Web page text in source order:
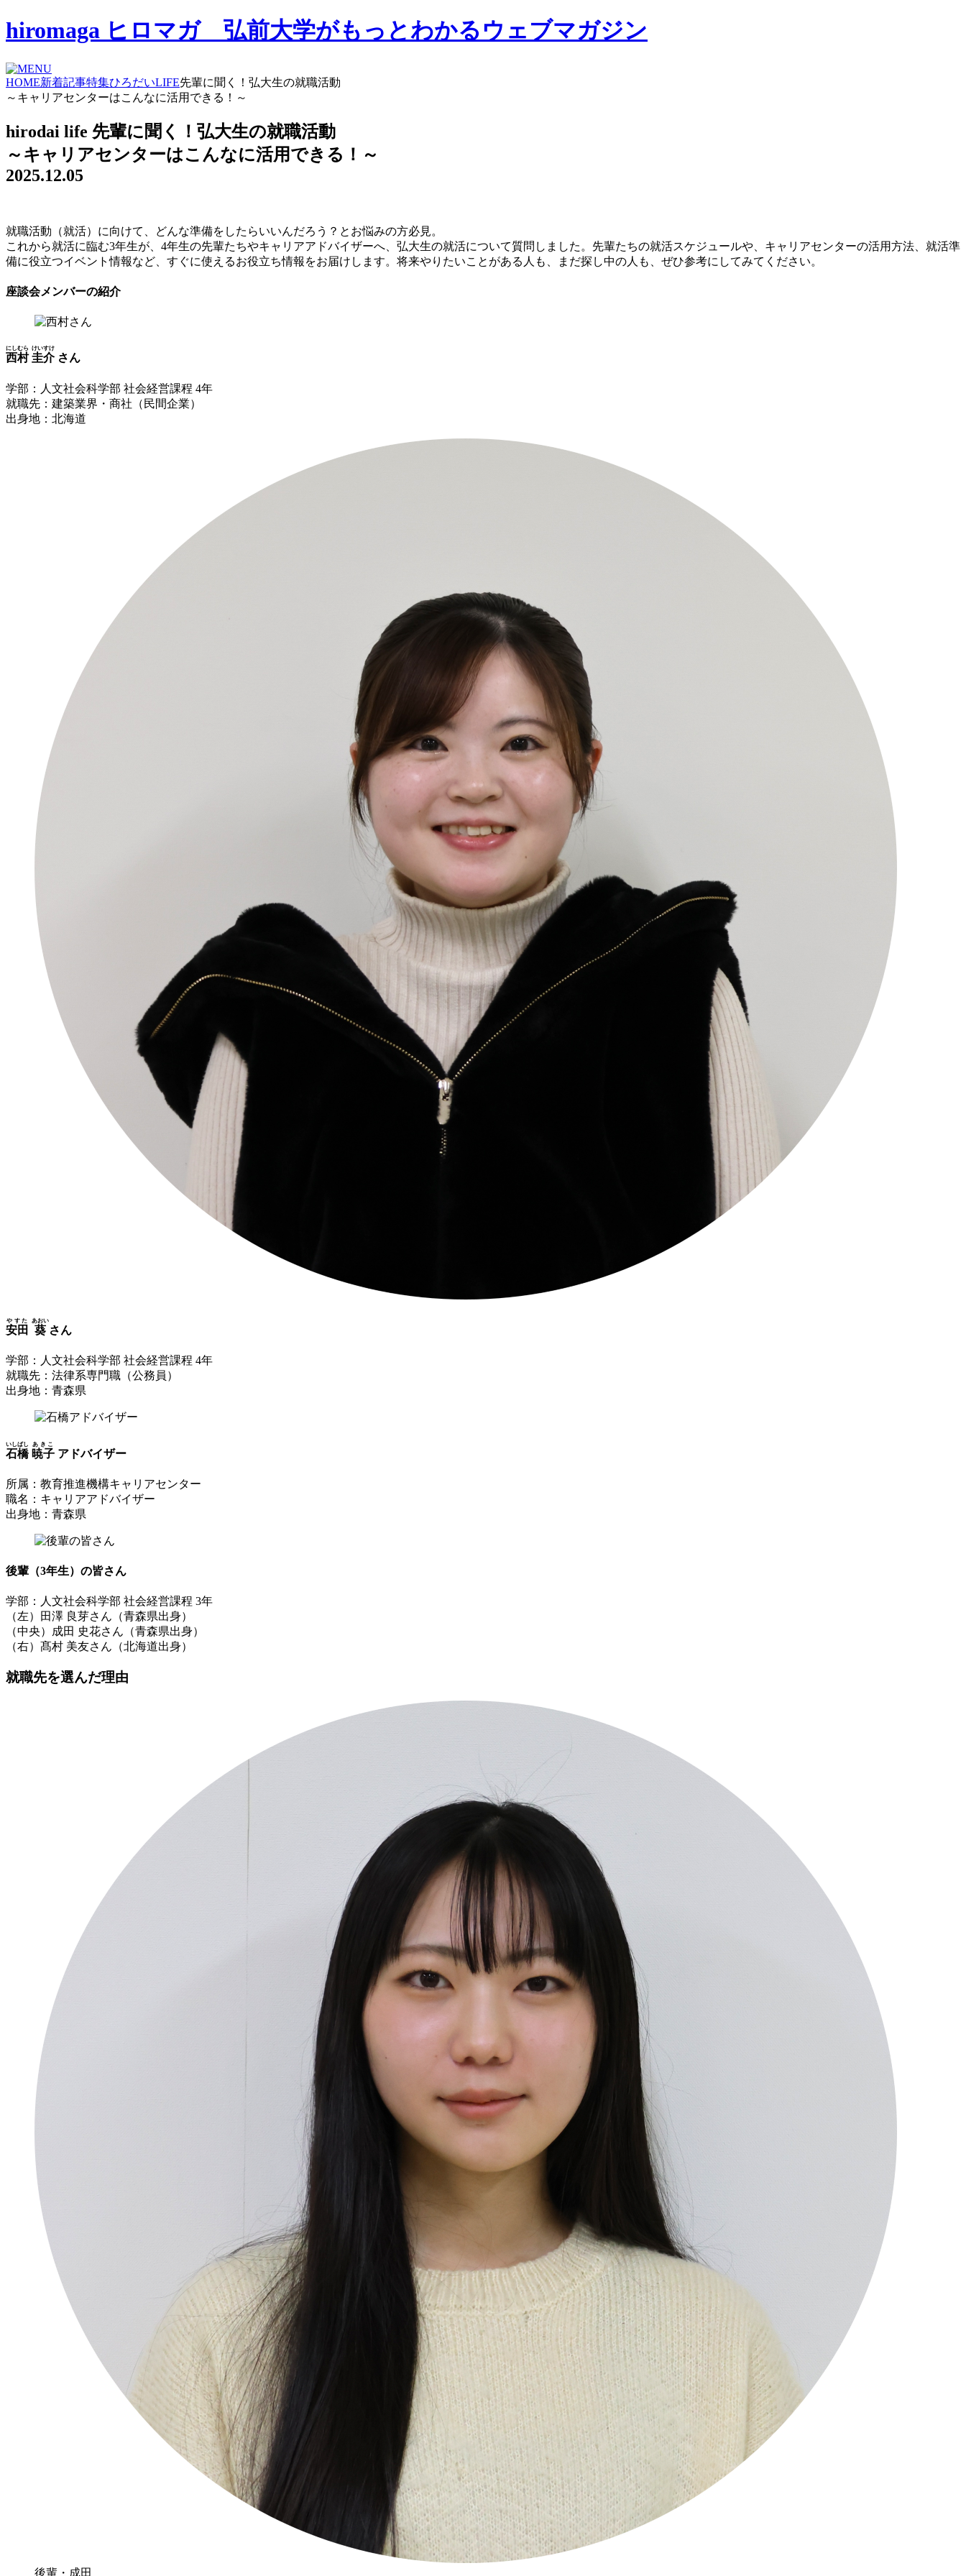
hiromaga ヒロマガ 弘前大学がもっとわかるウェブマガジン
HOME新着記事特集ひろだいLIFE先輩に聞く！弘大生の就職活動
～キャリアセンターはこんなに活用できる！～
hirodai life 先輩に聞く！弘大生の就職活動
～キャリアセンターはこんなに活用できる！～
2025.12.05
就職活動（就活）に向けて、どんな準備をしたらいいんだろう？とお悩みの方必見。
これから就活に臨む3年生が、4年生の先輩たちやキャリアアドバイザーへ、弘大生の就活について質問しました。先輩たちの就活スケジュールや、キャリアセンターの活用方法、就活準
備に役立つイベント情報など、すぐに使えるお役立ち情報をお届けします。将来やりたいことがある人も、まだ探し中の人も、ぜひ参考にしてみてください。
座談会メンバーの紹介
西村
にしむら
圭介
けいすけ
さん
学部：人文社会科学部 社会経営課程 4年
就職先：建築業界・商社（民間企業）
出身地：北海道
安田
やすた
葵
あおい
さん
学部：人文社会科学部 社会経営課程 4年
就職先：法律系専門職（公務員）
出身地：青森県
石橋
いしばし
暁子
あきこ
アドバイザー
所属：教育推進機構キャリアセンター
職名：キャリアアドバイザー
出身地：青森県
後輩（3年生）の皆さん
学部：人文社会科学部 社会経営課程 3年
（左）田澤 良芽さん（青森県出身）
（中央）成田 史花さん（青森県出身）
（右）髙村 美友さん（北海道出身）
就職先を選んだ理由
後輩・成田